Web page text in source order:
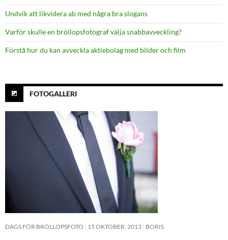
Undvik att likvidera ab med några bra slogans
Varför skulle en bröllopsfotograf välja snabbavveckling?
Förstå hur du kan avveckla aktiebolag med bilder och film
FOTOGALLERI
DAGS FÖR BRÖLLOPSFOTO 15 OKTOBER, 2013 BORIS